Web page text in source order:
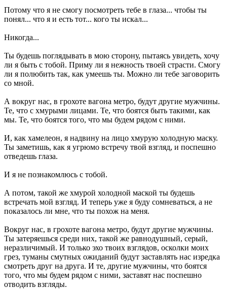
Потому что я не смогу посмотреть тебе в глаза... чтобы ты
понял... что я и есть тот... кого ты искал...
Никогда...
Ты будешь поглядывать в мою сторону, пытаясь увидеть, хочу
ли я быть с тобой. Приму ли я нежность твоей страсти. Смогу
ли я полюбить так, как умеешь ты. Можно ли тебе заговорить
со мной.
А вокруг нас, в грохоте вагона метро, будут другие мужчины.
Те, что с хмурыми лицами. Те, что боятся быть такими, как
мы. Те, что боятся того, что мы будем рядом с ними.
И, как хамелеон, я надвину на лицо хмурую холодную маску.
Ты заметишь, как я угрюмо встречу твой взгляд, и поспешно
отведешь глаза.
И я не познакомлюсь с тобой.
А потом, такой же хмурой холодной маской ты будешь
встречать мой взгляд. И теперь уже я буду сомневаться, а не
показалось ли мне, что ты похож на меня.
Вокруг нас, в грохоте вагона метро, будут другие мужчины.
Ты затеряешься среди них, такой же равнодушный, серый,
неразличимый. И только эхо твоих взглядов, осколки моих
грез, туманы смутных ожиданий будут заставлять нас изредка
смотреть друг на друга. И те, другие мужчины, что боятся
того, что мы будем рядом с ними, заставят нас поспешно
отводить взгляды.